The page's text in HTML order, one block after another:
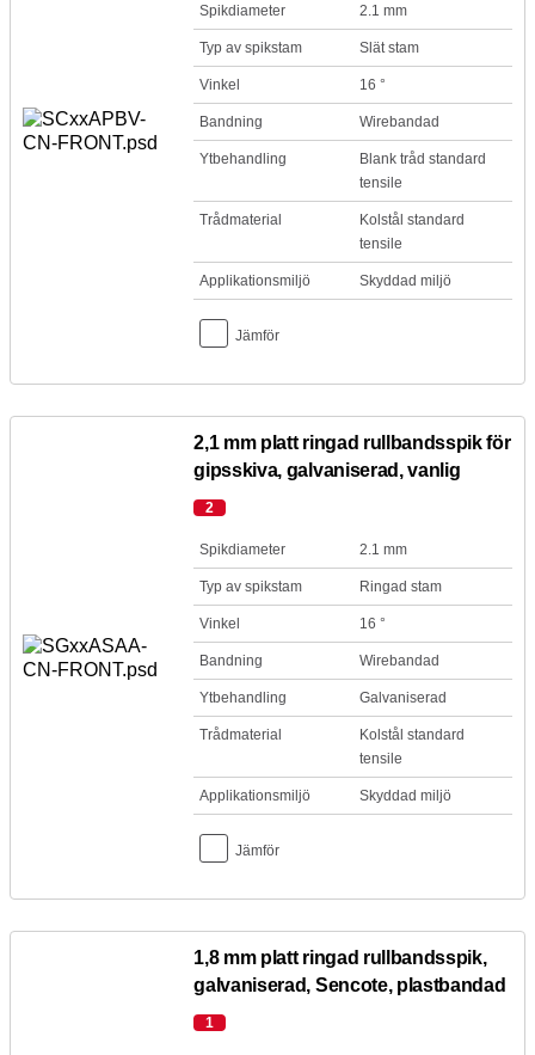
Spikdiameter 2.1 mm
Typ av spikstam Slät stam
Vinkel 16 °
Bandning Wirebandad
Ytbehandling
Blank tråd standard
tensile
Trådmaterial
Kolstål standard
tensile
Applikationsmiljö Skyddad miljö
Jämför
2,1 mm platt ringad rullbandsspik för
gipsskiva, galvaniserad, vanlig
2
Spikdiameter 2.1 mm
Typ av spikstam Ringad stam
Vinkel 16 °
Bandning Wirebandad
Ytbehandling Galvaniserad
Trådmaterial
Kolstål standard
tensile
Applikationsmiljö Skyddad miljö
Jämför
1,8 mm platt ringad rullbandsspik,
galvaniserad, Sencote, plastbandad
1